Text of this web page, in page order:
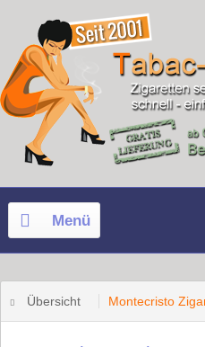
Menü
Übersicht Montecristo